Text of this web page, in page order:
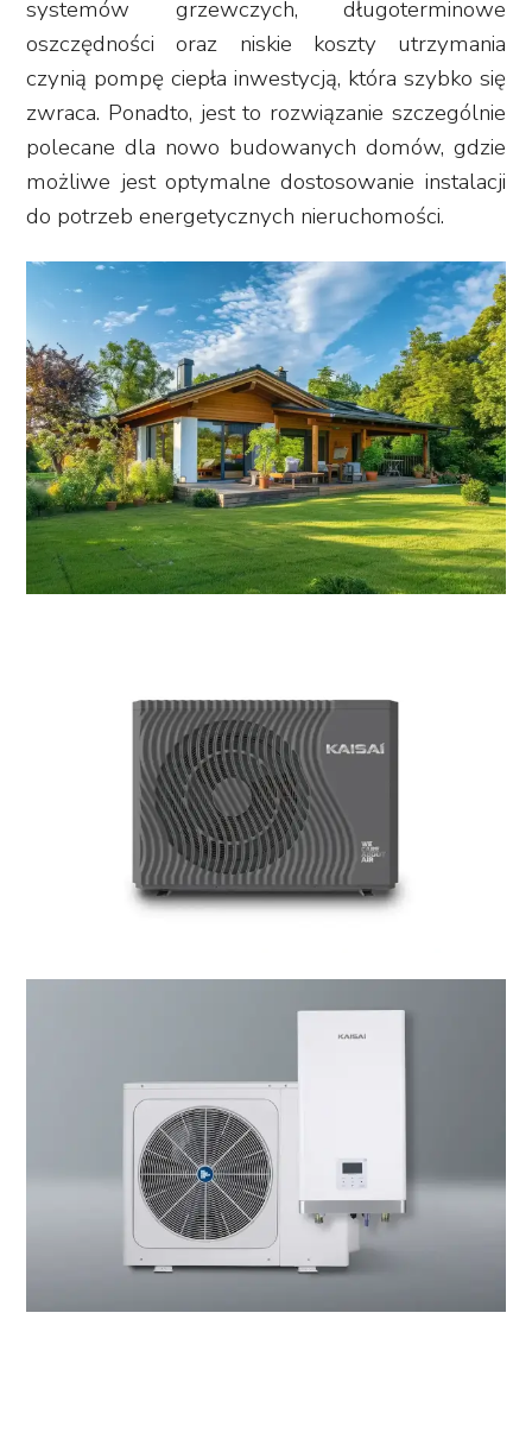
systemów grzewczych, długoterminowe
oszczędności oraz niskie koszty utrzymania
czynią pompę ciepła inwestycją, która szybko się
zwraca. Ponadto, jest to rozwiązanie szczególnie
polecane dla nowo budowanych domów, gdzie
możliwe jest optymalne dostosowanie instalacji
do potrzeb energetycznych nieruchomości.